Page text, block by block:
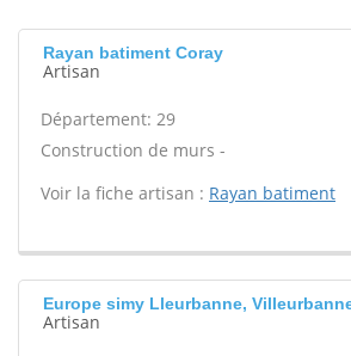
Rayan batiment Coray
Artisan
Département: 29
Construction de murs -
Voir la fiche artisan : Rayan batiment
Europe simy Lleurbanne,
Artisan